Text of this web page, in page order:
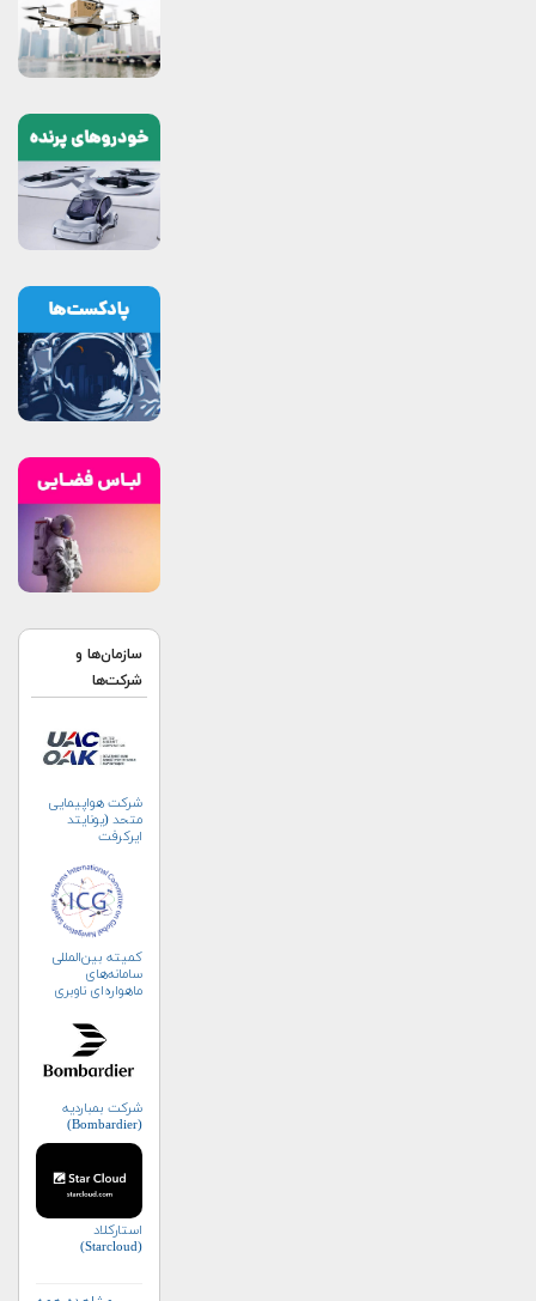
سازمان‌ها و
شرکت‌ها
شرکت هواپیمایی
متحد (یونایتد
ایرکرفت
کمیته بین‌المللی
سامانه‌های
ماهواره‌ای ناوبری
شرکت بمباردیه
(Bombardier)
استارکلاد
(Starcloud)